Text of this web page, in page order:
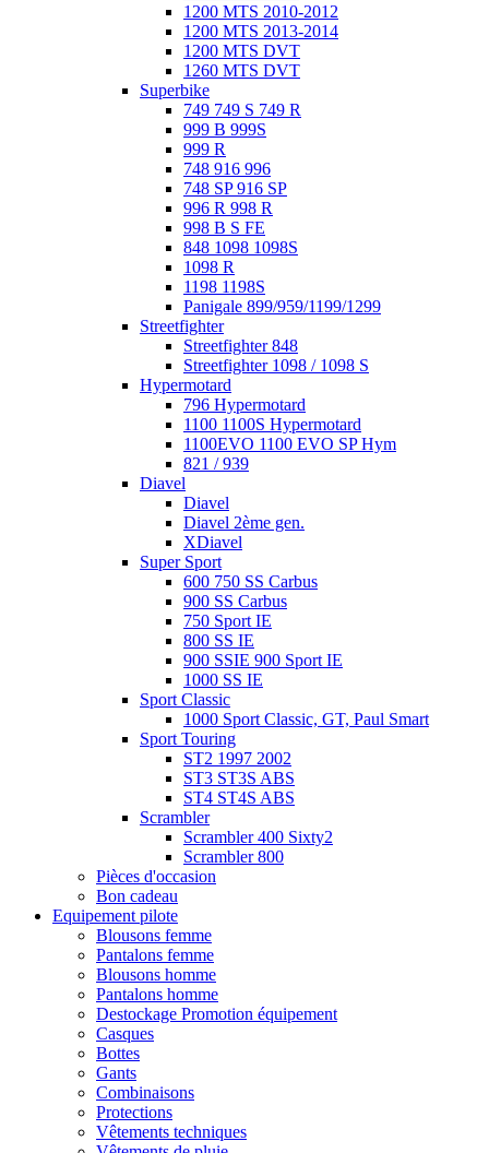
1200 MTS 2010-2012
1200 MTS 2013-2014
1200 MTS DVT
1260 MTS DVT
Superbike
749 749 S 749 R
999 B 999S
999 R
748 916 996
748 SP 916 SP
996 R 998 R
998 B S FE
848 1098 1098S
1098 R
1198 1198S
Panigale 899/959/1199/1299
Streetfighter
Streetfighter 848
Streetfighter 1098 / 1098 S
Hypermotard
796 Hypermotard
1100 1100S Hypermotard
1100EVO 1100 EVO SP Hym
821 / 939
Diavel
Diavel
Diavel 2ème gen.
XDiavel
Super Sport
600 750 SS Carbus
900 SS Carbus
750 Sport IE
800 SS IE
900 SSIE 900 Sport IE
1000 SS IE
Sport Classic
1000 Sport Classic, GT, Paul Smart
Sport Touring
ST2 1997 2002
ST3 ST3S ABS
ST4 ST4S ABS
Scrambler
Scrambler 400 Sixty2
Scrambler 800
Pièces d'occasion
Bon cadeau
Equipement pilote
Blousons femme
Pantalons femme
Blousons homme
Pantalons homme
Destockage Promotion équipement
Casques
Bottes
Gants
Combinaisons
Protections
Vêtements techniques